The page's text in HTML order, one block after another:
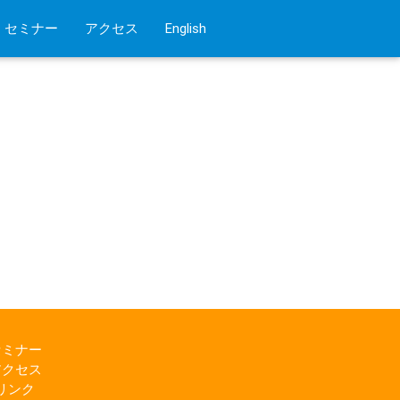
セミナー アクセス English
ナー
セス
ンク